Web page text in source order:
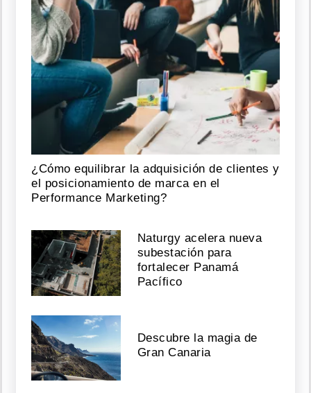
¿Cómo equilibrar la adquisición de clientes y
el posicionamiento de marca en el
Performance Marketing?
Naturgy acelera nueva
subestación para
fortalecer Panamá
Pacífico
Descubre la magia de
Gran Canaria